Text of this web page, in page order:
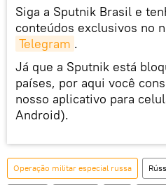
Siga a Sputnik Brasil e
conteúdos exclusivos no
Telegram .
Já que a Sputnik está
países, por aqui você
nosso aplicativo para
Android).
Operação militar especial russa